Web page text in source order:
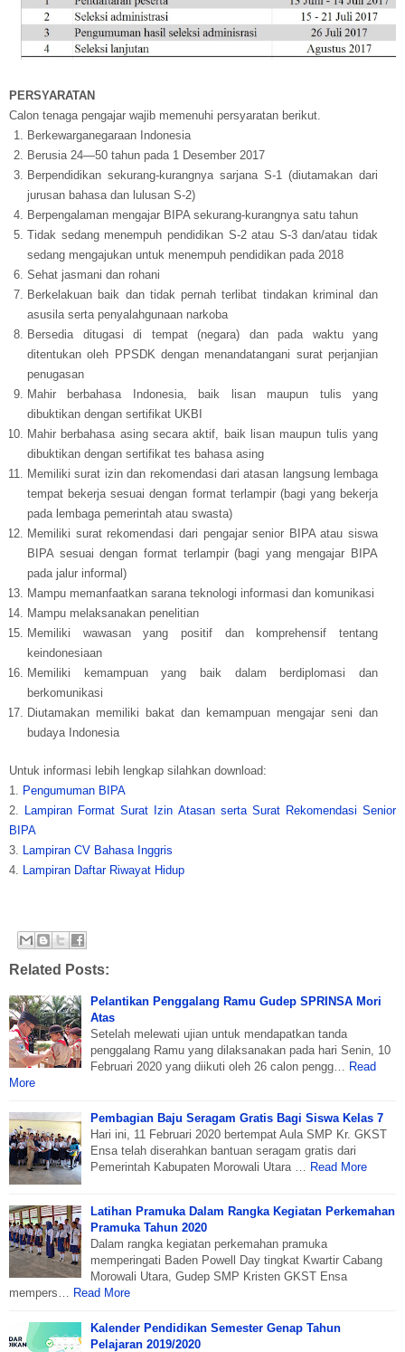
PERSYARATAN
Calon tenaga pengajar wajib memenuhi persyaratan berikut.
Berkewarganegaraan Indonesia
Berusia 24—50 tahun pada 1 Desember 2017
Berpendidikan sekurang-kurangnya sarjana S-1 (diutamakan dari
jurusan bahasa dan lulusan S-2)
Berpengalaman mengajar BIPA sekurang-kurangnya satu tahun
Tidak sedang menempuh pendidikan S-2 atau S-3 dan/atau tidak
sedang mengajukan untuk menempuh pendidikan pada 2018
Sehat jasmani dan rohani
Berkelakuan baik dan tidak pernah terlibat tindakan kriminal dan
asusila serta penyalahgunaan narkoba
Bersedia ditugasi di tempat (negara) dan pada waktu yang
ditentukan oleh PPSDK dengan menandatangani surat perjanjian
penugasan
Mahir berbahasa Indonesia, baik lisan maupun tulis yang
dibuktikan dengan sertifikat UKBI
Mahir berbahasa asing secara aktif, baik lisan maupun tulis yang
dibuktikan dengan sertifikat tes bahasa asing
Memiliki surat izin dan rekomendasi dari atasan langsung lembaga
tempat bekerja sesuai dengan format terlampir (bagi yang bekerja
pada lembaga pemerintah atau swasta)
Memiliki surat rekomendasi dari pengajar senior BIPA atau siswa
BIPA sesuai dengan format terlampir (bagi yang mengajar BIPA
pada jalur informal)
Mampu memanfaatkan sarana teknologi informasi dan komunikasi
Mampu melaksanakan penelitian
Memiliki wawasan yang positif dan komprehensif tentang
keindonesiaan
Memiliki kemampuan yang baik dalam berdiplomasi dan
berkomunikasi
Diutamakan memiliki bakat dan kemampuan mengajar seni dan
budaya Indonesia
Untuk informasi lebih lengkap silahkan download:
1. Pengumuman BIPA
2. Lampiran Format Surat Izin Atasan serta Surat Rekomendasi Senior
BIPA
3. Lampiran CV Bahasa Inggris
4. Lampiran Daftar Riwayat Hidup
Related Posts:
Pelantikan Penggalang Ramu Gudep SPRINSA Mori
Atas
Setelah melewati ujian untuk mendapatkan tanda
penggalang Ramu yang dilaksanakan pada hari Senin, 10
Februari 2020 yang diikuti oleh 26 calon pengg…
Read
More
Pembagian Baju Seragam Gratis Bagi Siswa Kelas 7
Hari ini, 11 Februari 2020 bertempat Aula SMP Kr. GKST
Ensa telah diserahkan bantuan seragam gratis dari
Pemerintah Kabupaten Morowali Utara …
Read More
Latihan Pramuka Dalam Rangka Kegiatan Perkemahan
Pramuka Tahun 2020
Dalam rangka kegiatan perkemahan pramuka
memperingati Baden Powell Day tingkat Kwartir Cabang
Morowali Utara, Gudep SMP Kristen GKST Ensa
mempers…
Read More
Kalender Pendidikan Semester Genap Tahun
Pelajaran 2019/2020